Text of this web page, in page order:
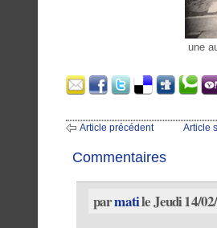
une autre photo
Article précédent Article
Commentaires
parmatile Jeudi 14/